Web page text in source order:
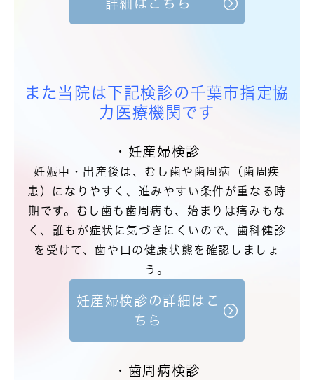
詳細はこちら
また当院は下記検診の千葉市指定協
力医療機関です
・妊産婦検診
妊娠中・出産後は、むし歯や歯周病（歯周疾
患）になりやすく、進みやすい条件が重なる時
期です。むし歯も歯周病も、始まりは痛みもな
く、誰もが症状に気づきにくいので、歯科健診
を受けて、歯や口の健康状態を確認しましょ
う。
妊産婦検診の詳細はこ
ちら
・歯周病検診